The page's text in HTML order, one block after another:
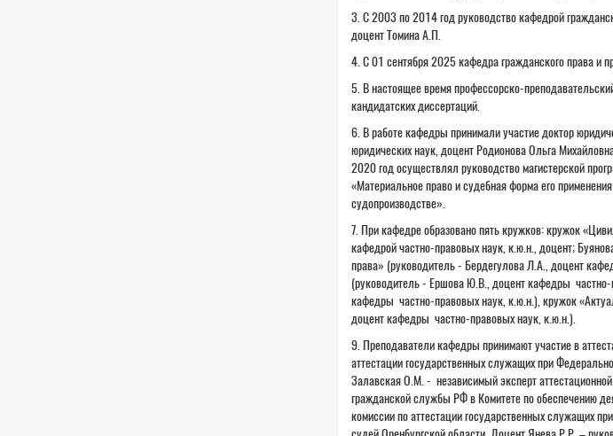
3. С 2003 по 2014 год руководство кафедрой
доцент Томина А.П.
4. С 01 сентября 2025 кафедра гражданского права и
5. В настоящее время профессорско-
кандидатских диссертаций.
6. В работе кафедры принимали участие доктор
юридических наук, доцент Родионова Ольга
2020 год осуществлял руководство магистерской
«Материальное право и судебная форма его
судопроизводстве».
7. При кафедре образовано пять кружков: кружок
кафедрой частно-правовых наук, к.ю.н., доцент;
права» (руководитель - Бердегулова Л.А., доцент
(руководитель - Ершова Ю.В., доцент кафедры
кафедры частно-правовых наук, к.ю.н.), кружок
доцент кафедры частно-правовых наук, к.ю.н.).
9. Преподаватели кафедры принимают участие в
аттестации государственных служащих при
Залавская О.М. - независимый эксперт
гражданской службы РФ в Комитете по обеспечению
комиссии по аттестации государственных служащих